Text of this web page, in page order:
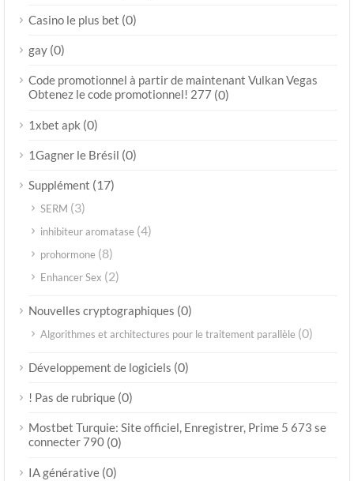
Casino le plus bet (0)
gay (0)
Code promotionnel à partir de maintenant Vulkan Vegas
Obtenez le code promotionnel! 277 (0)
1xbet apk (0)
1Gagner le Brésil (0)
Supplément (17)
SERM (3)
inhibiteur aromatase (4)
prohormone (8)
Enhancer Sex (2)
Nouvelles cryptographiques (0)
Algorithmes et architectures pour le traitement parallèle (0)
Développement de logiciels (0)
! Pas de rubrique (0)
Mostbet Turquie: Site officiel, Enregistrer, Prime 5 673 se
connecter 790 (0)
IA générative (0)